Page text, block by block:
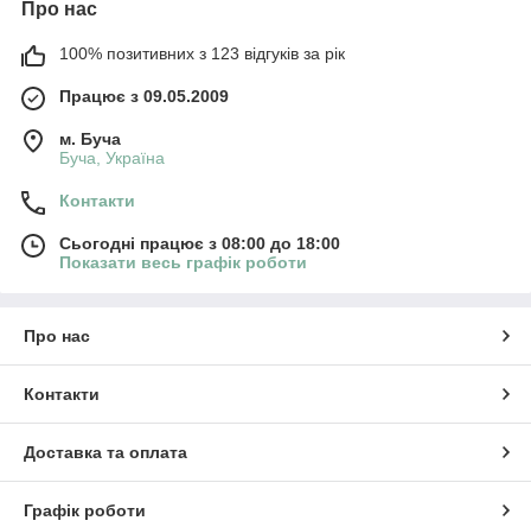
Про нас
100% позитивних з 123 відгуків за рік
Працює з 09.05.2009
м. Буча
Буча, Україна
Контакти
Сьогодні працює з 08:00 до 18:00
Показати весь графік роботи
Про нас
Контакти
Доставка та оплата
Графік роботи